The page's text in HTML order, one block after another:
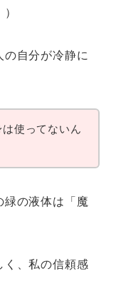
の自分が冷静に
使ってないん
緑の液体は「魔
く、私の信頼感